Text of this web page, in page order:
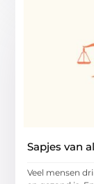
Sapjes van
Veel mensen